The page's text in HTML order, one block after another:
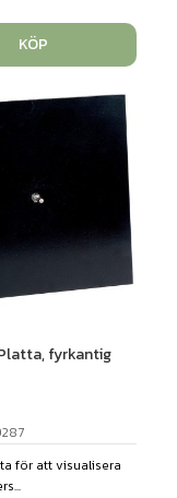
KÖP
fyrkantig
för att visualisera